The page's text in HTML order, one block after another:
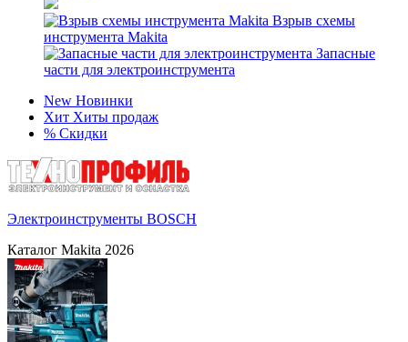
Взрыв схемы
инструмента Makita
Запасные
части для электроинструмента
New Новинки
Хит Хиты продаж
% Скидки
Электроинструменты BOSCH
Каталог Makita 2026